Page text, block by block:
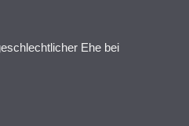
Ehe bei